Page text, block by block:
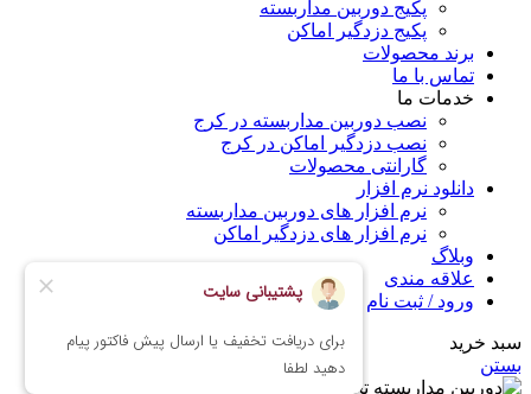
پکیج دوربین مداربسته
پکیج دزدگیر اماکن
برند محصولات
تماس با ما
خدمات ما
نصب دوربین مداربسته در کرج
نصب دزدگیر اماکن در کرج
گارانتی محصولات
دانلود نرم افزار
نرم افزار های دوربین مداربسته
نرم افزار های دزدگیر اماکن
وبلاگ
علاقه مندی
ورود / ثبت نام
سبد خرید
بستن